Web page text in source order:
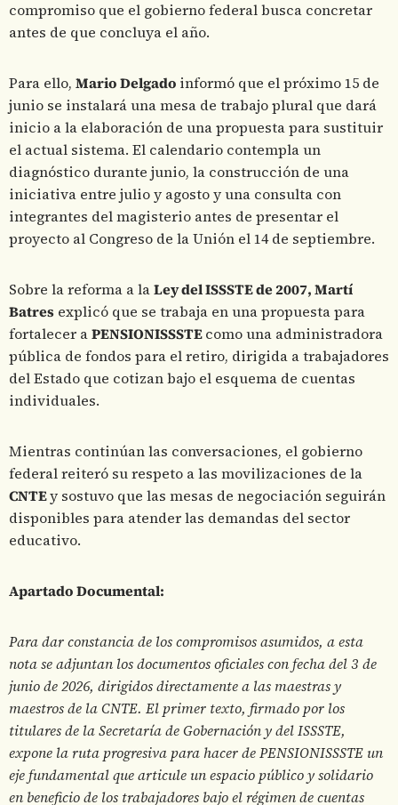
compromiso que el gobierno federal busca concretar
antes de que concluya el año.
Para ello, Mario Delgado informó que el próximo 15 de
junio se instalará una mesa de trabajo plural que dará
inicio a la elaboración de una propuesta para sustituir
el actual sistema. El calendario contempla un
diagnóstico durante junio, la construcción de una
iniciativa entre julio y agosto y una consulta con
integrantes del magisterio antes de presentar el
proyecto al Congreso de la Unión el 14 de septiembre.
Sobre la reforma a laLey del ISSSTE de 2007, Martí
Batres explicó que se trabaja en una propuesta para
fortalecer aPENSIONISSSTEcomo una administradora
pública de fondos para el retiro, dirigida a trabajadores
del Estado que cotizan bajo el esquema de cuentas
individuales.
Mientras continúan las conversaciones, el gobierno
federal reiteró su respeto a las movilizaciones de la
CNTEy sostuvo que las mesas de negociación seguirán
disponibles para atender las demandas del sector
educativo.
Apartado Documental:
Para dar constancia de los compromisos asumidos, a esta
nota se adjuntan los documentos oficiales con fecha del 3 de
junio de 2026, dirigidos directamente a las maestras y
maestros de la CNTE. El primer texto, firmado por los
titulares de la Secretaría de Gobernación y del ISSSTE,
expone la ruta progresiva para hacer de PENSIONISSSTE un
eje fundamental que articule un espacio público y solidario
en beneficio de los trabajadores bajo el régimen de cuentas